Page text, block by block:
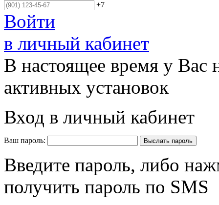
+7
Войти
в личный кабинет
В настоящее время у Вас
активных установок
Вход в личный кабинет
Ваш пароль:
Введите пароль, либо
получить пароль по SMS